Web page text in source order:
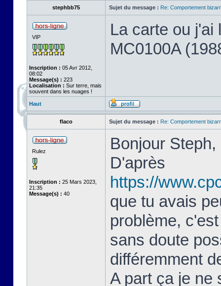
stephbb75 Sujet du message : Re: Comportement
VIP
Inscription : 05 Avr 2012,
08:02
Message(s) : 223
Localisation : Sur terre, mais
souvent dans les nuages !
La carte ou j'ai
MC0100A
Haut
flaco Sujet du message : Re: Comportement
Rulez
Inscription : 25 Mars 2023,
21:35
Message(s) : 40
Bonjour Steph,
D'après
https://
que tu avais
problème,
sans doute
différemment
A part ça je ne